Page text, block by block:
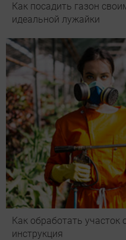
Как посадить газон
идеальной лужайки
Как обработать участок
инструкция